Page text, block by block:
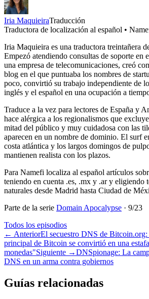
Iria MaquieiraTraducción
Traductora de localización al español •
Iria Maquieira es una traductora treintañera
Empezó atendiendo consultas de soporte en
una empresa de telecomunicaciones, creó
blog en el que puntuaba los nombres de
poco, convirtió su trabajo independiente de
inglés y el español en una ocupación a
Traduce a la vez para lectores de España y
hace alérgica a los regionalismos que
mitad del público y muy cuidadosa con las
aparecen en un nombre de dominio. El surf
costa atlántica y los largos domingos de
mantienen realista con los plazos.
Para Namefi localiza al español artículos
teniendo en cuenta .es, .mx y .ar y eligiendo
naturales desde Madrid hasta Ciudad de
Parte de la serie Domain Apocalypse · 9/23
Todos los episodios
← AnteriorEl secuestro DNS de
principal de Bitcoin se convirtió en una
monedas"Siguiente →DNSpionage: La
DNS en un arma contra gobiernos
Guías relacionadas